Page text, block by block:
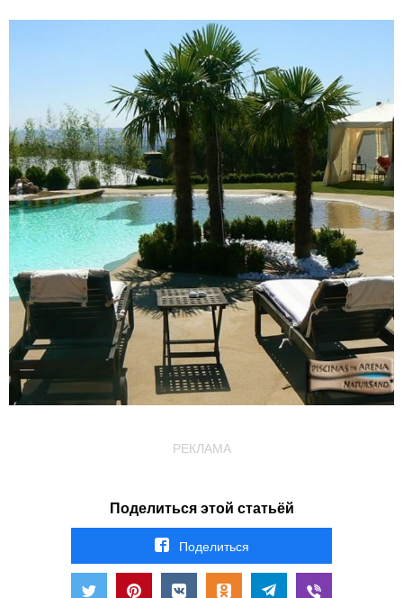
РЕКЛАМА
Поделиться этой статьёй
Поделиться